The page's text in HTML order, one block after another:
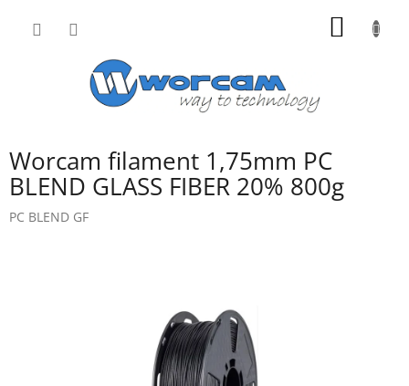
Worcam filament 1,75mm PC
BLEND GLASS FIBER 20% 800g
PC BLEND GF